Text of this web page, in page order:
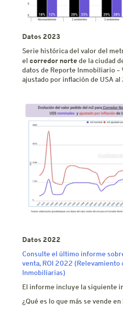
Datos 2023
Serie histórica del valor del
el corredor nortede la ciudad
datos de Reporte Inmobiliario –
ajustado por inflación de USA
Datos 2022
Consulte el último informe
venta, ROI 2022 (Relevamiento
Inmobiliarias)
El informe incluye la siguiente
¿Qué es lo que más se vende